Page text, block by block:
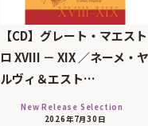
【CD】グレート・マエスト
ロ XVIII － XIX ／ネーメ・ヤ
ルヴィ＆エスト…
New Release Selection
2026年7月30日